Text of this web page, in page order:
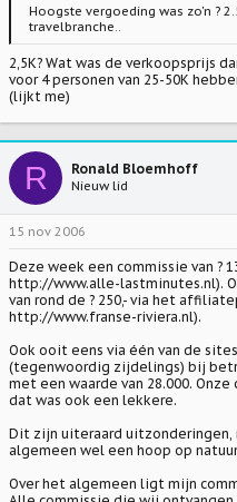
Hoogste vergoeding was zo'n ?
travelbranche..
2,5K? Wat was de verkoopsprijs
voor 4 personen van 25-50K
(lijkt me)
R Ronald Bloemhoff
Nieuw lid
15 nov 2006
Deze week een commissie van ?
http://www.alle-lastminutes.nl).
van rond de ? 250,- via het
http://www.franse-riviera.nl).
Ook ooit eens via één van de
(tegenwoordig zijdelings) bij
met een waarde van 28.000.
dat was ook een lekkere.
Dit zijn uiteraard uitzonderingen,
algemeen wel een hoop op
Over het algemeen ligt mijn